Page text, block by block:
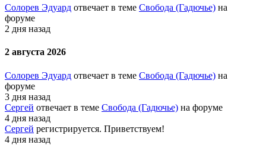
Солорев Эдуард отвечает в теме Свобода (Гадючье) на
форуме
2 дня назад
2 августа 2026
Солорев Эдуард отвечает в теме Свобода (Гадючье) на
форуме
3 дня назад
Сергей отвечает в теме Свобода (Гадючье) на форуме
4 дня назад
Сергей регистрируется. Приветствуем!
4 дня назад